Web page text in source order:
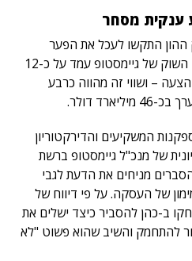
ענקית מסחר
ההון התקשו לעכל את הפער
העצום בין ממדי החברות; שווי השוק של גיימסטופ עמד על כ-12
– ושווי זה מהווה כרבע
המשקיעים והדירקטוריון
של מנכ"ל גיימסטופ ברשת
מניחים את הדעת לגבי
של העסקה. על פי דיווח של
ב-כהן להסביר כיצד ישלים את
להתחמק והשיב שהוא פשוט "לא